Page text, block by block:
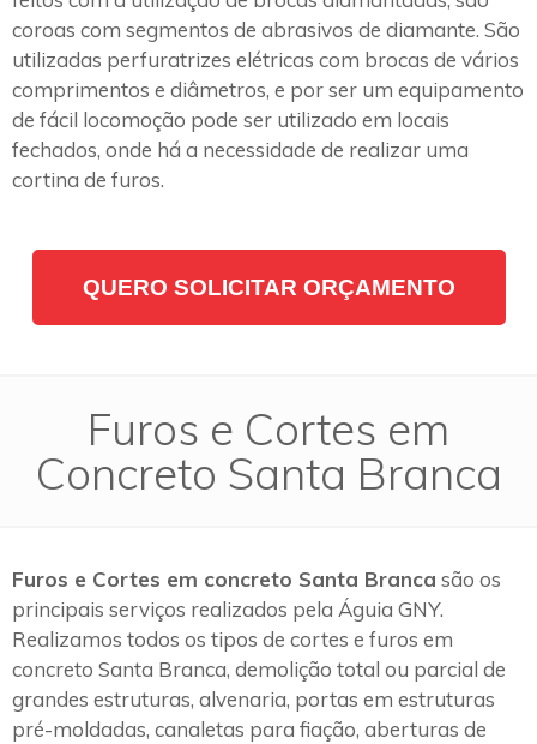
coroas com segmentos de abrasivos de diamante. São
utilizadas perfuratrizes elétricas com brocas de vários
comprimentos e diâmetros, e por ser um equipamento
de fácil locomoção pode ser utilizado em locais
fechados, onde há a necessidade de realizar uma
cortina de furos.
QUERO SOLICITAR ORÇAMENTO
Furos e Cortes em
Concreto Santa Branca
Furos e Cortes em concreto Santa Branca são os
principais serviços realizados pela Águia GNY.
Realizamos todos os tipos de cortes e furos em
concreto Santa Branca, demolição total ou parcial de
grandes estruturas, alvenaria, portas em estruturas
pré-moldadas, canaletas para fiação, aberturas de